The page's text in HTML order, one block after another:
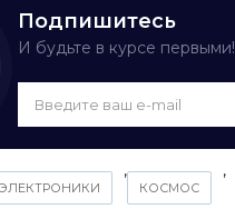
Подпишитесь
И будьте в курсе первыми!
,
КОСМОС
,